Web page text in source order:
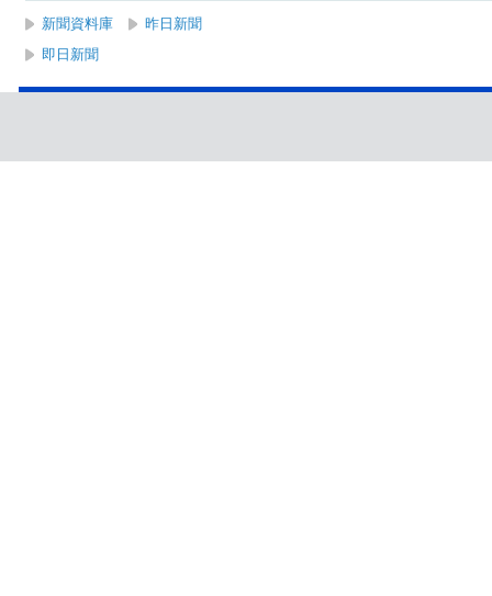
新聞資料庫
昨日新聞
即日新聞